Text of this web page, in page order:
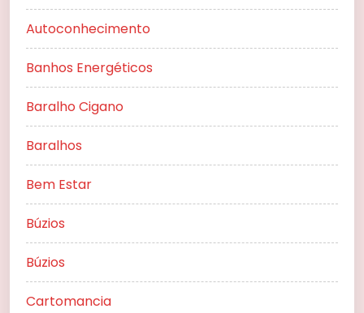
Autoconhecimento
Banhos Energéticos
Baralho Cigano
Baralhos
Bem Estar
Búzios
Búzios
Cartomancia